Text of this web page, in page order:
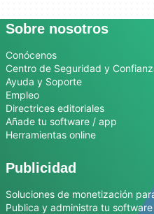
Sobre nosotros
Conócenos
Centro de Seguridad y
Ayuda y Soporte
Empleo
Directrices editoriales
Añade tu software / app
Herramientas online
Publicidad
Soluciones de monetización
Publica y administra tu software